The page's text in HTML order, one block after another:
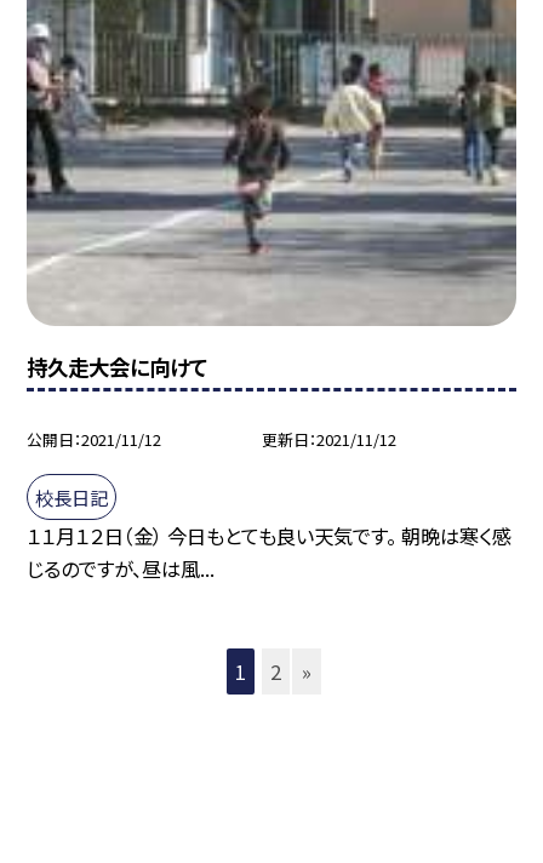
持久走大会に向けて
公開日 2021/11/12 更新日 2021/11/12
校長日記
１１月１２日（金） 今日もとても良い天気です。 朝晩は寒く感
じるのですが、昼は風...
1 2 »